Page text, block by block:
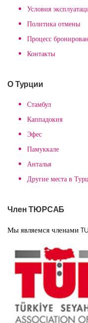
Условия
Политика отмены
Процесс
Контакты
О Турции
Стамбул
Каппадокия
Эфес
Памуккале
Анталья
Другие места в
Член ТЮРСАБ
Мы являемся членами